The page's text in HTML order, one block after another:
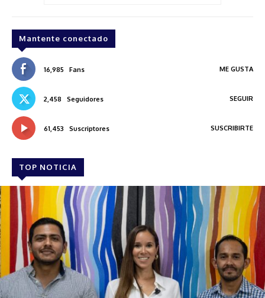
Mantente conectado
16,985 Fans ME GUSTA
2,458 Seguidores SEGUIR
61,453 Suscriptores SUSCRIBIRTE
TOP NOTICIA